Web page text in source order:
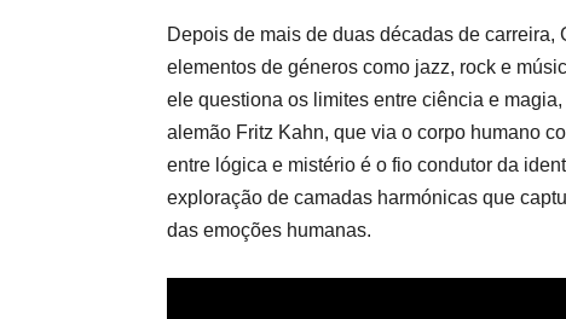
Depois de mais de duas décadas de carreira,
elementos de géneros como jazz, rock e
ele questiona os limites entre ciência e
alemão Fritz Kahn, que via o corpo humano
entre lógica e mistério é o fio condutor da
exploração de camadas harmónicas que
das emoções humanas.